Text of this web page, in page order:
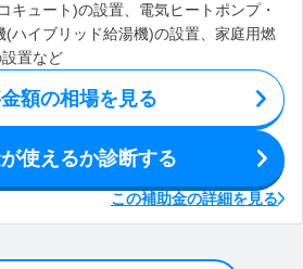
キュート)の設置、電気ヒートポンプ・
(ハイブリッド給湯機)の設置、家庭用燃
置など
額の相場を見る
使えるか診断する
この補助金の詳細を見る